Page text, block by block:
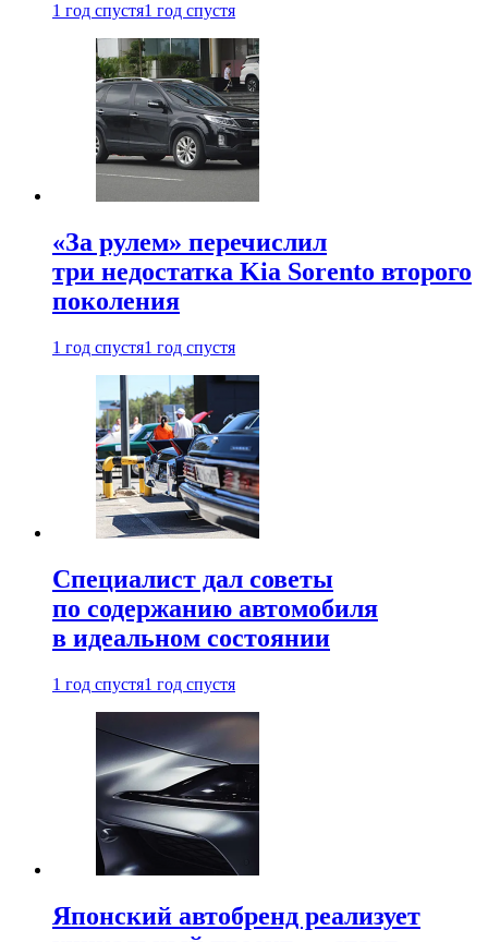
1 год спустя1 год спустя
«За рулем» перечислил
три недостатка Kia Sorento второго
поколения
1 год спустя1 год спустя
Специалист дал советы
по содержанию автомобиля
в идеальном состоянии
1 год спустя1 год спустя
Японский автобренд реализует